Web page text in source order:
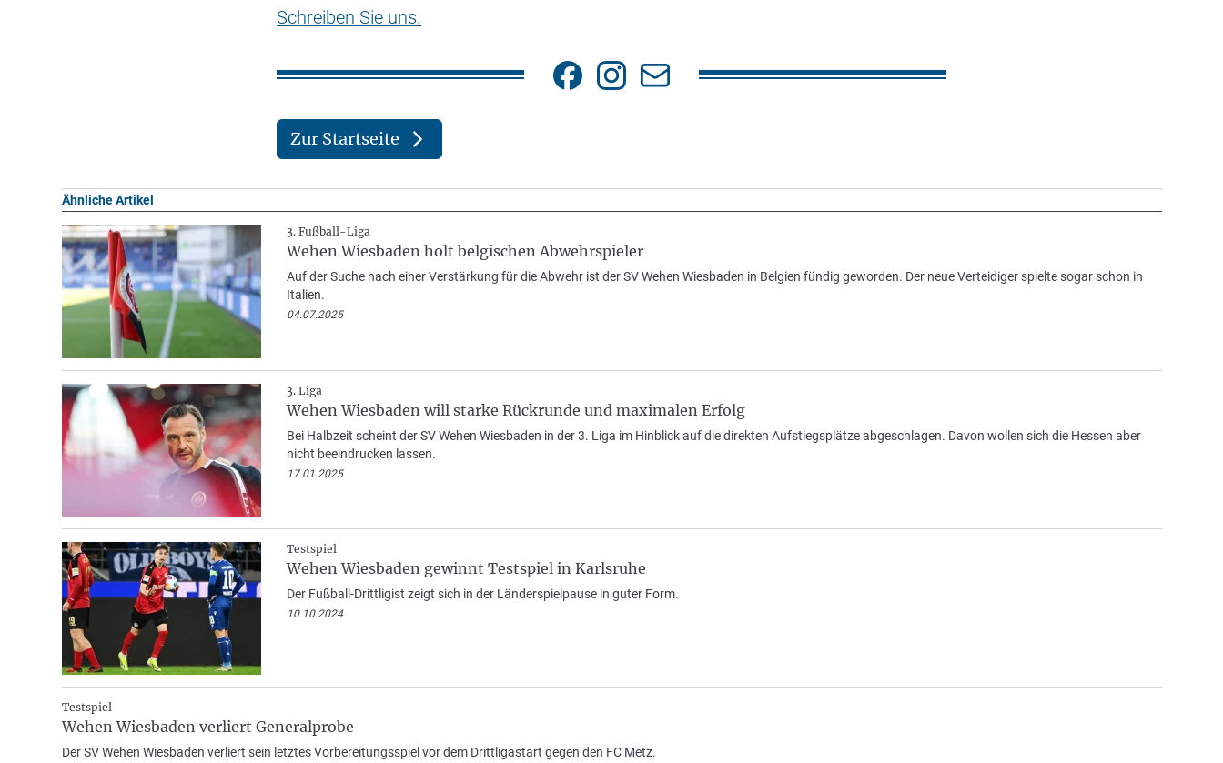
Schreiben Sie uns.
Zur Startseite
Ähnliche Artikel
3. Fußball-Liga
Wehen Wiesbaden holt belgischen Abwehrspieler
Auf der Suche nach einer Verstärkung für die Abwehr ist der SV Wehen Wiesbaden in Belgien fündig geworden. Der neue Verteidiger spielte sogar schon in
Italien.
04.07.2025
3. Liga
Wehen Wiesbaden will starke Rückrunde und maximalen Erfolg
Bei Halbzeit scheint der SV Wehen Wiesbaden in der 3. Liga im Hinblick auf die direkten Aufstiegsplätze abgeschlagen. Davon wollen sich die Hessen aber
nicht beeindrucken lassen.
17.01.2025
Testspiel
Wehen Wiesbaden gewinnt Testspiel in Karlsruhe
Der Fußball-Drittligist zeigt sich in der Länderspielpause in guter Form.
10.10.2024
Testspiel
Wehen Wiesbaden verliert Generalprobe
Der SV Wehen Wiesbaden verliert sein letztes Vorbereitungsspiel vor dem Drittligastart gegen den FC Metz.